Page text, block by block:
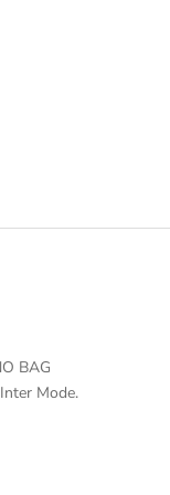
BAG
Mode.